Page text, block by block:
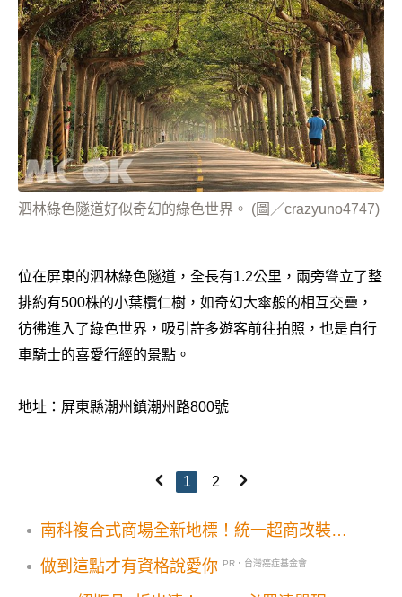
泗林綠色隧道好似奇幻的綠色世界。 (圖／crazyuno4747)
位在屏東的泗林綠色隧道，全長有1.2公里，兩旁聳立了整
排約有500株的小葉欖仁樹，如奇幻大傘般的相互交疊，
彷彿進入了綠色世界，吸引許多遊客前往拍照，也是自行
車騎士的喜愛行經的景點。
地址：屏東縣潮州鎮潮州路800號
1 2
南科複合式商場全新地標！統一超商改裝
做到這點才有資格說愛你 PR・台灣癌症基金會